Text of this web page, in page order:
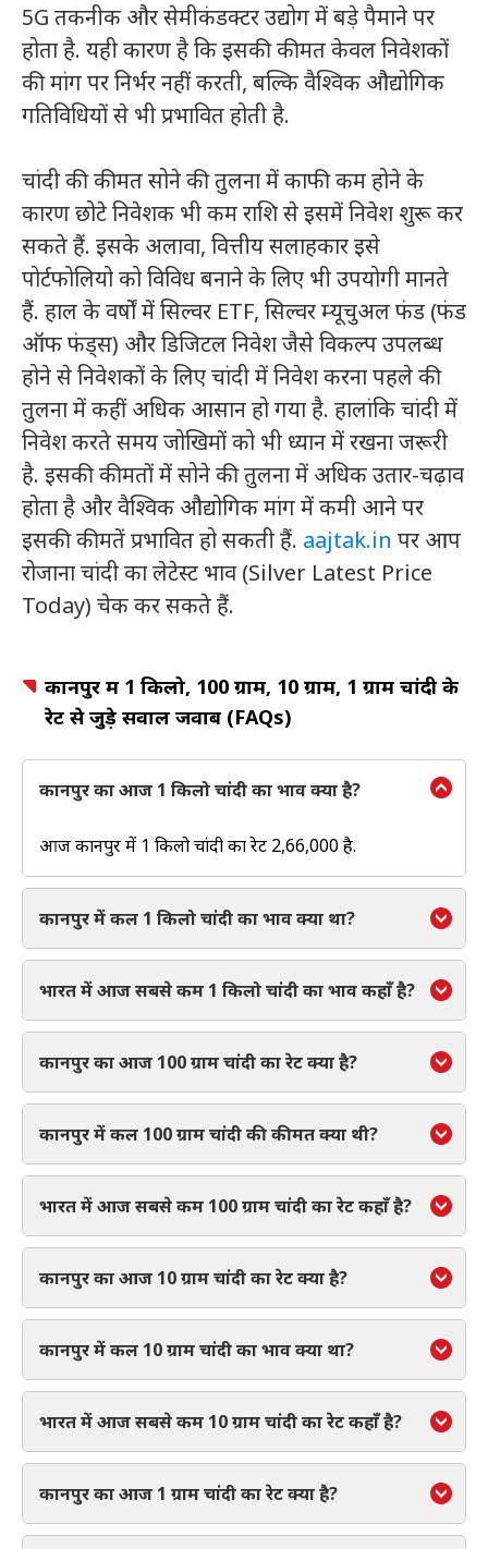
5G तकनीक और सेमीकंडक्टर उद्योग में बड़े पैमाने पर
होता है. यही कारण है कि इसकी कीमत केवल निवेशकों
की मांग पर निर्भर नहीं करती, बल्कि वैश्विक औद्योगिक
गतिविधियों से भी प्रभावित होती है.
चांदी की कीमत सोने की तुलना में काफी कम होने के
कारण छोटे निवेशक भी कम राशि से इसमें निवेश शुरू कर
सकते हैं. इसके अलावा, वित्तीय सलाहकार इसे
पोर्टफोलियो को विविध बनाने के लिए भी उपयोगी मानते
हैं. हाल के वर्षों में सिल्वर ETF, सिल्वर म्यूचुअल फंड (फंड
ऑफ फंड्स) और डिजिटल निवेश जैसे विकल्प उपलब्ध
होने से निवेशकों के लिए चांदी में निवेश करना पहले की
तुलना में कहीं अधिक आसान हो गया है. हालांकि चांदी में
निवेश करते समय जोखिमों को भी ध्यान में रखना जरूरी
है. इसकी कीमतों में सोने की तुलना में अधिक उतार-चढ़ाव
होता है और वैश्विक औद्योगिक मांग में कमी आने पर
इसकी कीमतें प्रभावित हो सकती हैं. aajtak.in पर आप
रोजाना चांदी का लेटेस्ट भाव (Silver Latest Price
Today) चेक कर सकते हैं.
कानपुर में 1 किलो, 100 ग्राम, 10 ग्राम, 1 ग्राम चांदी के
रेट से जुड़े सवाल जवाब (FAQs)
कानपुर का आज 1 किलो चांदी का भाव क्या है?
आज कानपुर में 1 किलो चांदी का रेट ₹2,66,000 है.
कानपुर में कल 1 किलो चांदी का भाव क्या था?
भारत में आज सबसे कम 1 किलो चांदी का भाव कहाँ है?
कानपुर का आज 100 ग्राम चांदी का रेट क्या है?
कानपुर में कल 100 ग्राम चांदी की कीमत क्या थी?
भारत में आज सबसे कम 100 ग्राम चांदी का रेट कहाँ है?
कानपुर का आज 10 ग्राम चांदी का रेट क्या है?
कानपुर में कल 10 ग्राम चांदी का भाव क्या था?
भारत में आज सबसे कम 10 ग्राम चांदी का रेट कहाँ है?
कानपुर का आज 1 ग्राम चांदी का रेट क्या है?